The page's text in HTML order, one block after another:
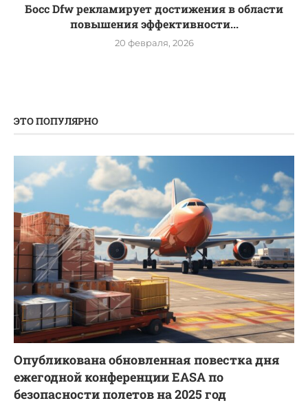
Босс Dfw рекламирует достижения в области
повышения эффективности...
20 февраля, 2026
ЭТО ПОПУЛЯРНО
Опубликована обновленная повестка дня
ежегодной конференции EASA по
безопасности полетов на 2025 год